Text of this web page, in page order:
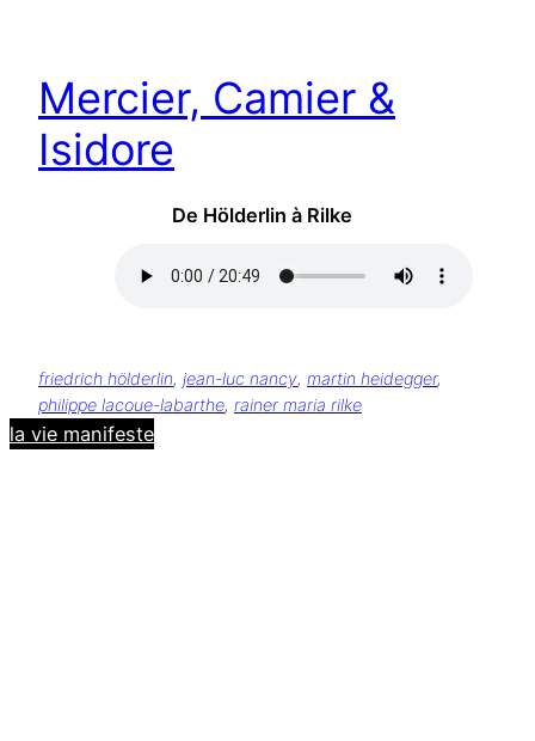
Mercier, Camier &
Isidore
De Hölderlin à Rilke
friedrich hölderlin, jean-luc nancy, martin heidegger
philippe lacoue-labarthe, rainer maria rilke
la vie manifeste